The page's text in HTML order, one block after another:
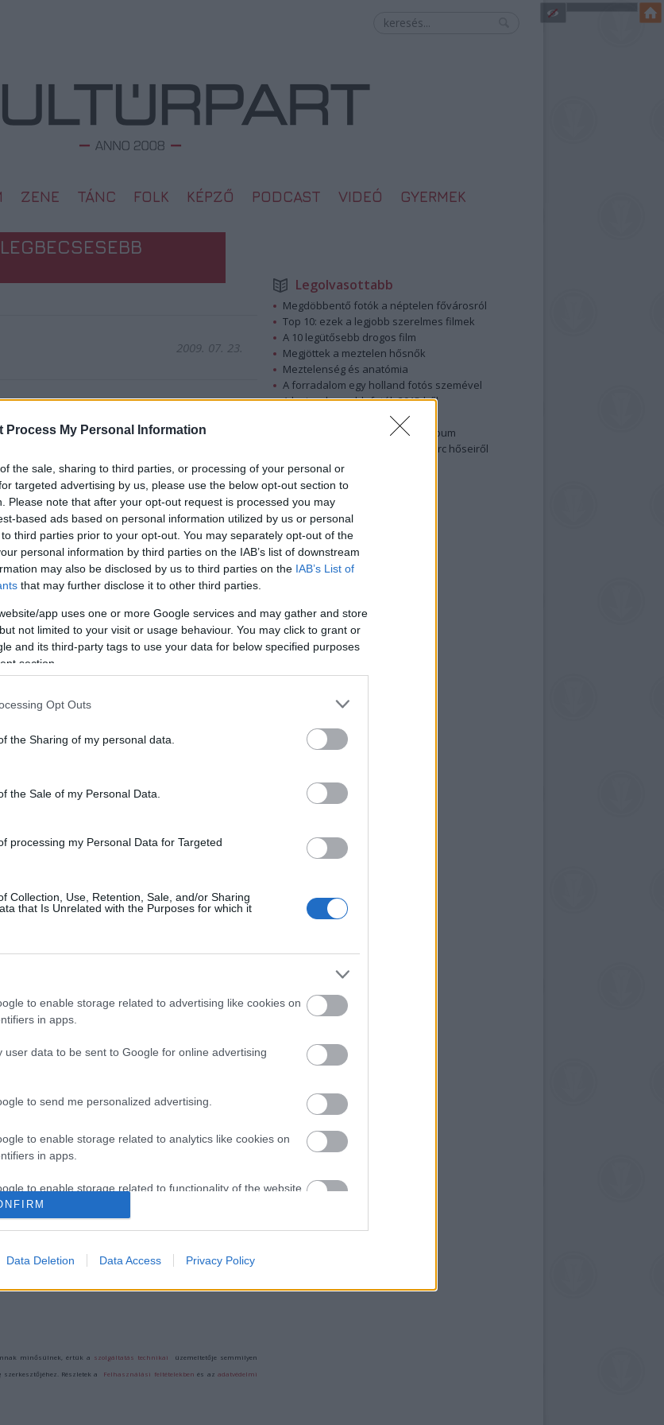
Process My Personal Information
the sale, sharing to third parties, or processing of your personal or
targeted advertising by us, please use the below opt-out section to
Please note that after your opt-out request is processed you may
based ads based on personal information utilized by us or personal
third parties prior to your opt-out. You may separately opt-out of the
personal information by third parties on the IAB’s list of downstream
may also be disclosed by us to third parties on the IAB’s List of
that may further disclose it to other third parties.
app uses one or more Google services and may gather and store
not limited to your visit or usage behaviour. You may click to grant or
and its third-party tags to use your data for below specified purposes
section.
Opt Outs
the Sharing of my personal data.
the Sale of my Personal Data.
processing my Personal Data for Targeted
Collection, Use, Retention, Sale, and/or Sharing
that Is Unrelated with the Purposes for which it
to enable storage related to advertising like cookies on
in apps.
user data to be sent to Google for online advertising
to send me personalized advertising.
to enable storage related to analytics like cookies on
in apps.
to enable storage related to functionality of the website
and fraud prevention, and other user protection.
Data Deletion Data Access Privacy Policy
ZENE TÁNC FOLK KÉPZŐ PODCAST VIDEÓ GYERMEK
2009. 07. 23.
után Carlos Santana gitárja
egyedi Paul Reed Smith
de a biztonságiak fülön csípték a
után jutott be a backstage-be,
kiváló hangszer egyedi tervezésben
több ezer euró" - mondta a
a férfi nem tartozik a stábhoz, és
a rendőrségnek.
–
ONIFESZT-EN
EZER EMBERRE
TÁRSASÁGRA”
minősülnek, értük a szolgáltatás technikai üzemeltetője semmilyen
Részletek a Felhasználási feltételekben és azadatvédelmi
Legolvasottabb
Megdöbbentő fotók a néptelen fővárosról
Top 10: ezek a legjobb szerelmes filmek
A 10 legütősebb drogos film
Megjöttek a meztelen hősnők
Meztelenség és anatómia
A forradalom egy holland fotós szemével
A legizgalmasabb fotók 2015-ből
Készülőben a nagy meztelen album
Nézd meg a 48-as szabadságharc hőseiről
készült fotókat!
Hírlevél feliratkozás